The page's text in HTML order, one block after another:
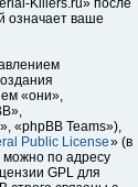
Killers.ru» после
означает ваше
«они»,
«phpBB Teams»),
Public License» (в
можно по адресу
GPL для